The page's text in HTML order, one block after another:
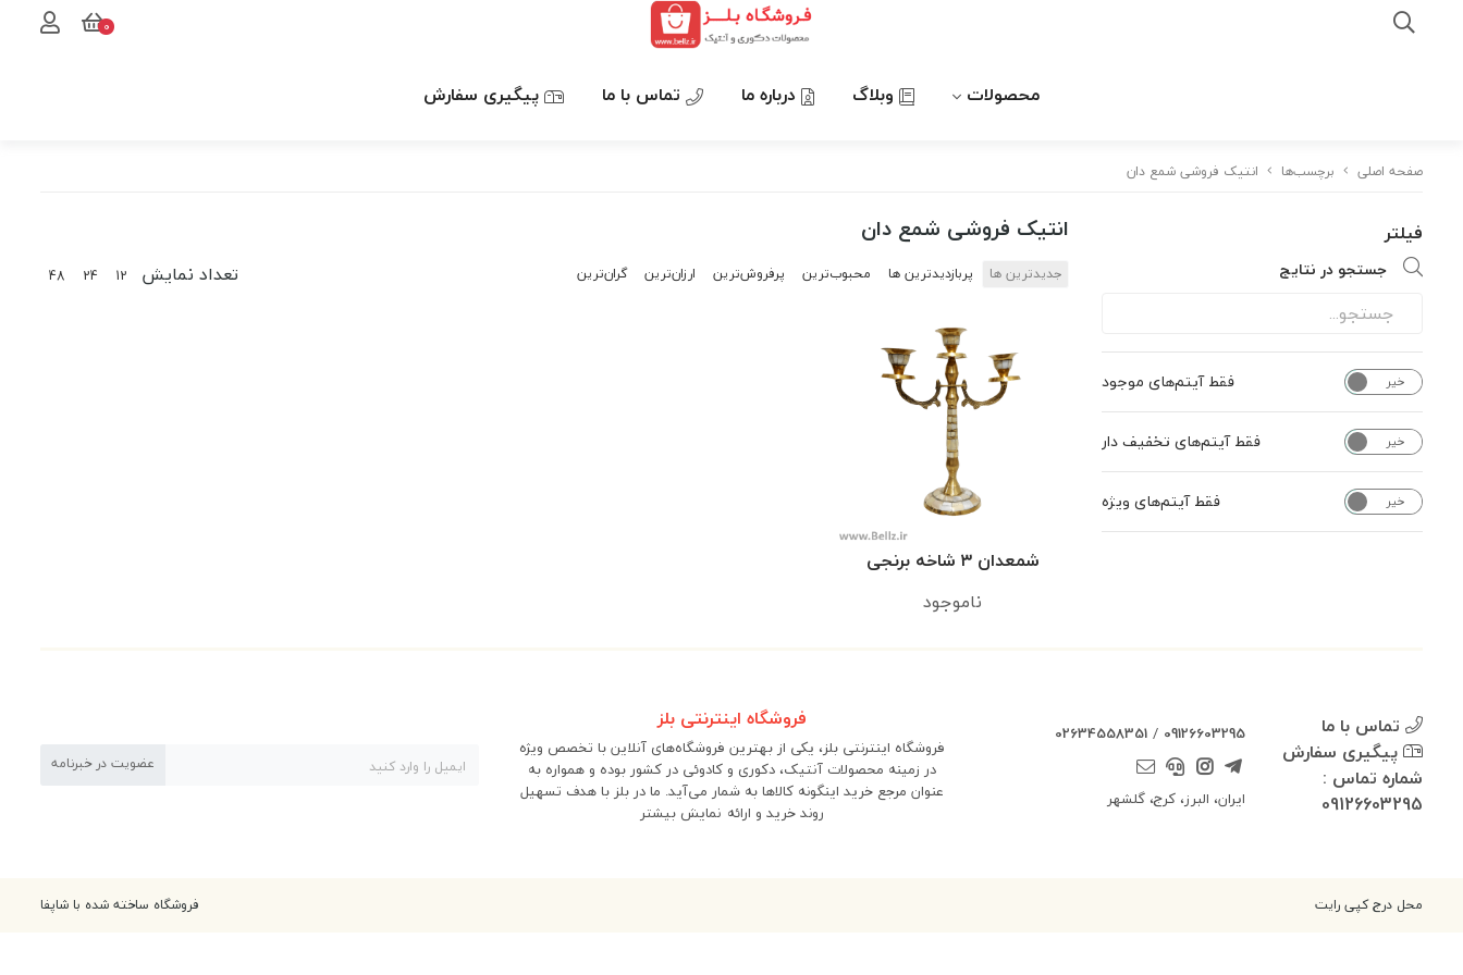
0
محصولات وبلاگ درباره ما تماس با ما پیگیری سفارش
صفحه اصلی برچسب‌ها انتیک فروشی شمع دان
فیلتر
جستجو در نتایج
خیر فقط آیتم‌های موجود
خیر فقط آیتم‌های تخفیف دار
خیر فقط آیتم‌های ویژه
انتیک فروشی شمع دان
جدیدترین ها پربازدیدترین ها محبوب‌‌ترین پرفروش‌ترین ارزان‌ترین گران‌ترین تعداد نمایش 12
24
48
شمعدان ۳ شاخه برنجی
ناموجود
تماس با ما
پیگیری سفارش
شماره تماس :
09126603295
09126603295
/
02634558351
ایران، البرز، کرج، گلشهر
فروشگاه اینترنتی بلز
فروشگاه اینترنتی بلز، یکی از بهترین فروشگاه‌های آنلاین با تخصص ویژه
در زمینه محصولات آنتیک، دکوری و کادوئی در کشور بوده و همواره به
عنوان مرجع خرید اینگونه کالاها به شمار می‌آید. ما در بلز با هدف تسهیل
روند خرید و ارائه نمایش بیشتر
عضویت در خبرنامه
فروشگاه ساخته شده با شاپفا محل درج کپی رایت